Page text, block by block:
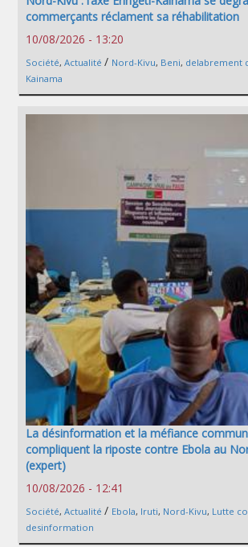
commerçants réclament sa réhabilitation
10/08/2026 - 13:20
Société, Actualité / Nord-Kivu, Beni, delabrement
Kainama
La désinformation et la méfiance
compliquent la riposte contre Ebola au
(expert)
10/08/2026 - 12:41
Société, Actualité / Ebola, Iruti, Nord-Kivu, Lutte
desinformation